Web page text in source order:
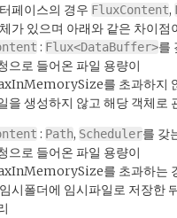
페이스의 경우 FluxContent,
가 있으며 아래와 같은 차이점
: Flux<DataBuffer>를
으로 들어온 파일 용량이
를 초과하지
을 생성하지 않고 해당 객체로
: Path, Scheduler를 갖
으로 들어온 파일 용량이
를 초과하는
시폴더에 임시파일로 저장한